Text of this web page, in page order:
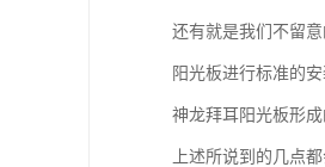
还有就是我们不留
阳光板进行标准的
神龙拜耳阳光板形
上述所说到的几点